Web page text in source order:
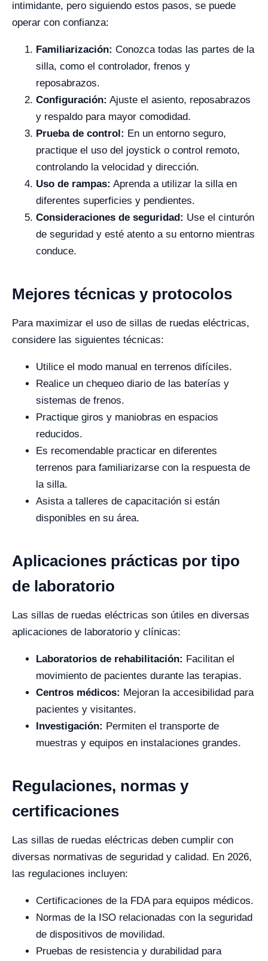
intimidante, pero siguiendo estos pasos, se puede
operar con confianza:
Familiarización: Conozca todas las partes de la
silla, como el controlador, frenos y
reposabrazos.
Configuración: Ajuste el asiento, reposabrazos
y respaldo para mayor comodidad.
Prueba de control: En un entorno seguro,
practique el uso del joystick o control remoto,
controlando la velocidad y dirección.
Uso de rampas: Aprenda a utilizar la silla en
diferentes superficies y pendientes.
Consideraciones de seguridad: Use el cinturón
de seguridad y esté atento a su entorno mientras
conduce.
Mejores técnicas y protocolos
Para maximizar el uso de sillas de ruedas eléctricas,
considere las siguientes técnicas:
Utilice el modo manual en terrenos difíciles.
Realice un chequeo diario de las baterías y
sistemas de frenos.
Practique giros y maniobras en espacios
reducidos.
Es recomendable practicar en diferentes
terrenos para familiarizarse con la respuesta de
la silla.
Asista a talleres de capacitación si están
disponibles en su área.
Aplicaciones prácticas por tipo
de laboratorio
Las sillas de ruedas eléctricas son útiles en diversas
aplicaciones de laboratorio y clínicas:
Laboratorios de rehabilitación: Facilitan el
movimiento de pacientes durante las terapias.
Centros médicos: Mejoran la accesibilidad para
pacientes y visitantes.
Investigación: Permiten el transporte de
muestras y equipos en instalaciones grandes.
Regulaciones, normas y
certificaciones
Las sillas de ruedas eléctricas deben cumplir con
diversas normativas de seguridad y calidad. En 2026,
las regulaciones incluyen:
Certificaciones de la FDA para equipos médicos.
Normas de la ISO relacionadas con la seguridad
de dispositivos de movilidad.
Pruebas de resistencia y durabilidad para